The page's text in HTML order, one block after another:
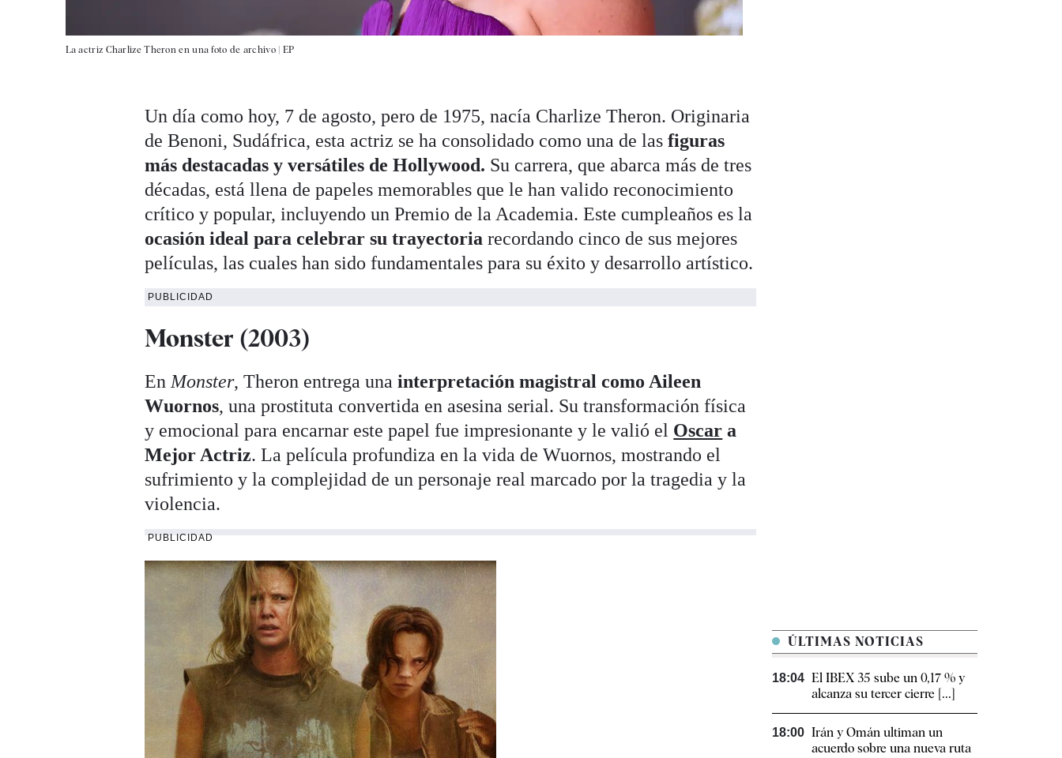
La actriz Charlize Theron en una foto de archivo | EP
Un día como hoy, 7 de agosto, pero de 1975, nacía Charlize Theron. Originaria
de Benoni, Sudáfrica, esta actriz se ha consolidado como una de lasfiguras
más destacadas y versátiles de Hollywood. Su carrera, que abarca más de tres
décadas, está llena de papeles memorables que le han valido reconocimiento
crítico y popular, incluyendo un Premio de la Academia. Este cumpleaños es la
ocasión ideal para celebrar su trayectoria recordando cinco de sus mejores
películas, las cuales han sido fundamentales para su éxito y desarrollo artístico.
PUBLICIDAD
Monster (2003)
En Monster, Theron entrega unainterpretación magistral como Aileen
Wuornos, una prostituta convertida en asesina serial. Su transformación física
y emocional para encarnar este papel fue impresionante y le valió el Oscar a
Mejor Actriz. La película profundiza en la vida de Wuornos, mostrando el
sufrimiento y la complejidad de un personaje real marcado por la tragedia y la
violencia.
PUBLICIDAD
ÚLTIMAS NOTICIAS
18:04 El IBEX 35 sube un 0,17 % y
alcanza su tercer cierre [...]
18:00 Irán y Omán ultiman un
acuerdo sobre una nueva ruta